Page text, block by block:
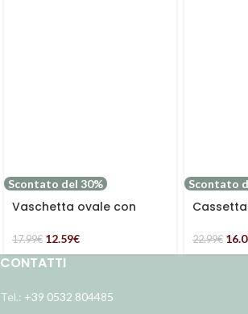
Scontato del 30%
Vaschetta ovale con
17.99€ 12.59€
Scontato
22.99€
CONTATTI
Tel.: +39 0532 804485